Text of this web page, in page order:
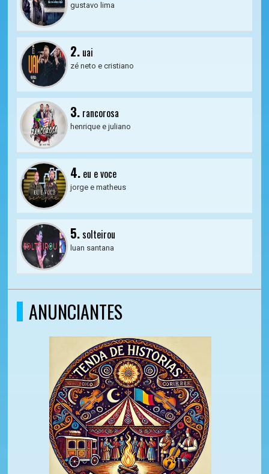
gustavo lima
2. uai
zé neto e cristiano
3. rancorosa
henrique e juliano
4. eu e voce
jorge e matheus
5.solteirou
luan santana
ANUNCIANTES